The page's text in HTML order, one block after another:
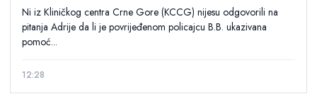
Ni iz Kliničkog centra Crne Gore (KCCG) nijesu odgovorili na
pitanja Adrije da li je povrijeđenom policajcu B.B. ukazivana
pomoć...
12:28